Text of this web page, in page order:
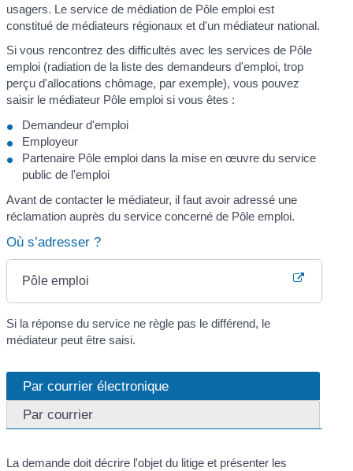
usagers. Le service de médiation de Pôle emploi est
constitué de médiateurs régionaux et d'un médiateur national.
Si vous rencontrez des difficultés avec les services de Pôle
emploi (radiation de la liste des demandeurs d'emploi, trop
perçu d'allocations chômage, par exemple), vous pouvez
saisir le médiateur Pôle emploi si vous êtes :
Demandeur d'emploi
Employeur
Partenaire Pôle emploi dans la mise en œuvre du service
public de l'emploi
Avant de contacter le médiateur, il faut avoir adressé une
réclamation auprès du service concerné de Pôle emploi.
Où s’adresser ?
Pôle emploi
Si la réponse du service ne règle pas le différend, le
médiateur peut être saisi.
Par courrier électronique
Par courrier
La demande doit décrire l'objet du litige et présenter les